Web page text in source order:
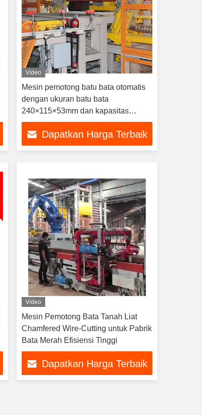
Video
Mesin pemotong batu bata otomatis
dengan ukuran batu bata
240×115×53mm dan kapasitas
pemotongan 1500-2100 Piece/jam
Dapatkan Harga Terbaik
Video
Mesin Pemotong Bata Tanah Liat
Chamfered Wire-Cutting untuk Pabrik
Bata Merah Efisiensi Tinggi
Dapatkan Harga Terbaik